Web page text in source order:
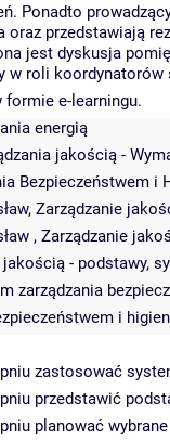
Ponadto
oraz przedstawiają
jest dyskusja
w roli
e-learningu.
energią
jakością -
Bezpieczeństwem i
Zarządzanie
, Zarządzanie
- podstawy,
zarządzania
i
zastosować
przedstawić
planować